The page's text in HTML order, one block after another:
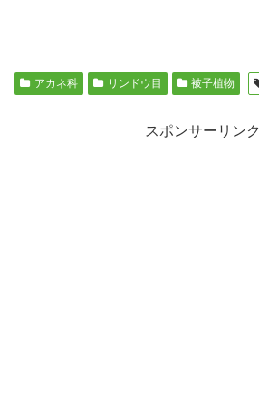
アカネ科 リンドウ目 被子植物
スポンサーリンク